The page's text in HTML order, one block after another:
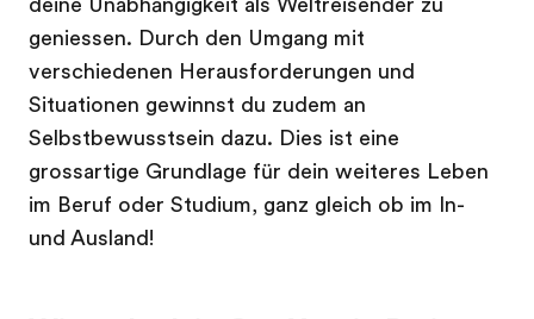
deine Unabhängigkeit als Weltreisender zu
geniessen. Durch den Umgang mit
verschiedenen Herausforderungen und
Situationen gewinnst du zudem an
Selbstbewusstsein dazu. Dies ist eine
grossartige Grundlage für dein weiteres Leben
im Beruf oder Studium, ganz gleich ob im In-
und Ausland!